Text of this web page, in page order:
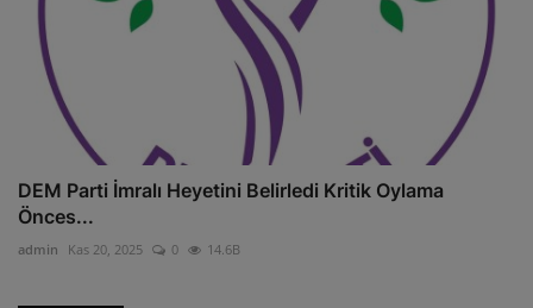
DEM Parti İmralı Heyetini Belirledi Kritik Oylama
Önces...
admin Kas 20, 2025 0 14.6B